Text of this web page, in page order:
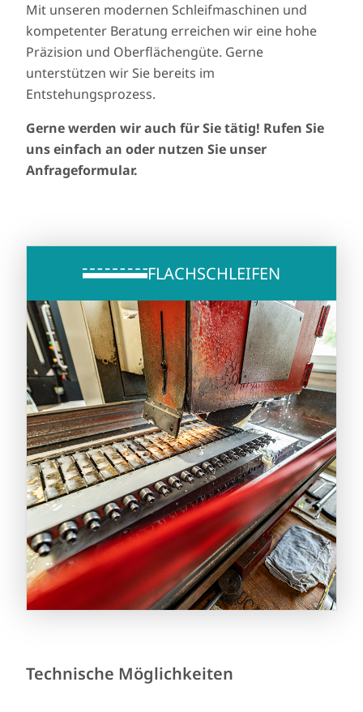
Mit unseren modernen Schleifmaschinen und
kompetenter Beratung erreichen wir eine hohe
Präzision und Oberflächengüte. Gerne
unterstützen wir Sie bereits im
Entstehungsprozess.
Gerne werden wir auch für Sie tätig! Rufen Sie
uns einfach an oder nutzen Sie unser
Anfrageformular.
FLACHSCHLEIFEN
Technische Möglichkeiten